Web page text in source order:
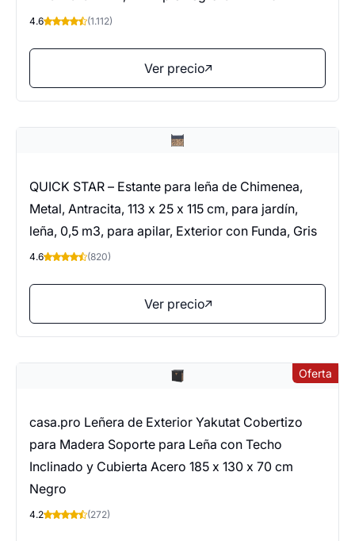
4.6 (1.112)
Ver precio
QUICK STAR – Estante para leña de Chimenea,
Metal, Antracita, 113 x 25 x 115 cm, para jardín,
leña, 0,5 m3, para apilar, Exterior con Funda, Gris
4.6 (820)
Ver precio
Oferta
casa.pro Leñera de Exterior Yakutat Cobertizo
para Madera Soporte para Leña con Techo
Inclinado y Cubierta Acero 185 x 130 x 70 cm
Negro
4.2 (272)